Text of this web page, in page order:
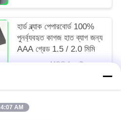
হার্ড ব্ল্যাক পেপারবোর্ড 100%
পুনর্ব্যবহৃত কাগজ হাত ব্যাগ জন্য
AAA গ্রেড 1.5 / 2.0 মিমি
আলোচনাযোগ্য MOQ:1 এমটি
4:07 AM